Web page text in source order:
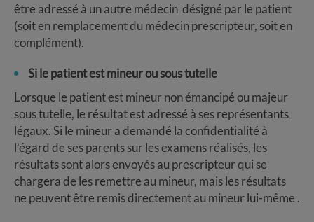
être adressé à un autre médecin désigné par le patient
(soit en remplacement du médecin prescripteur, soit en
complément).
Si le patient est mineur ou sous tutelle
Lorsque le patient est mineur non émancipé ou majeur
sous tutelle, le résultat est adressé à ses représentants
légaux. Si le mineur a demandé la confidentialité à
l’égard de ses parents sur les examens réalisés, les
résultats sont alors envoyés au prescripteur qui se
chargera de les remettre au mineur, mais les résultats
ne peuvent être remis directement au mineur lui-même .